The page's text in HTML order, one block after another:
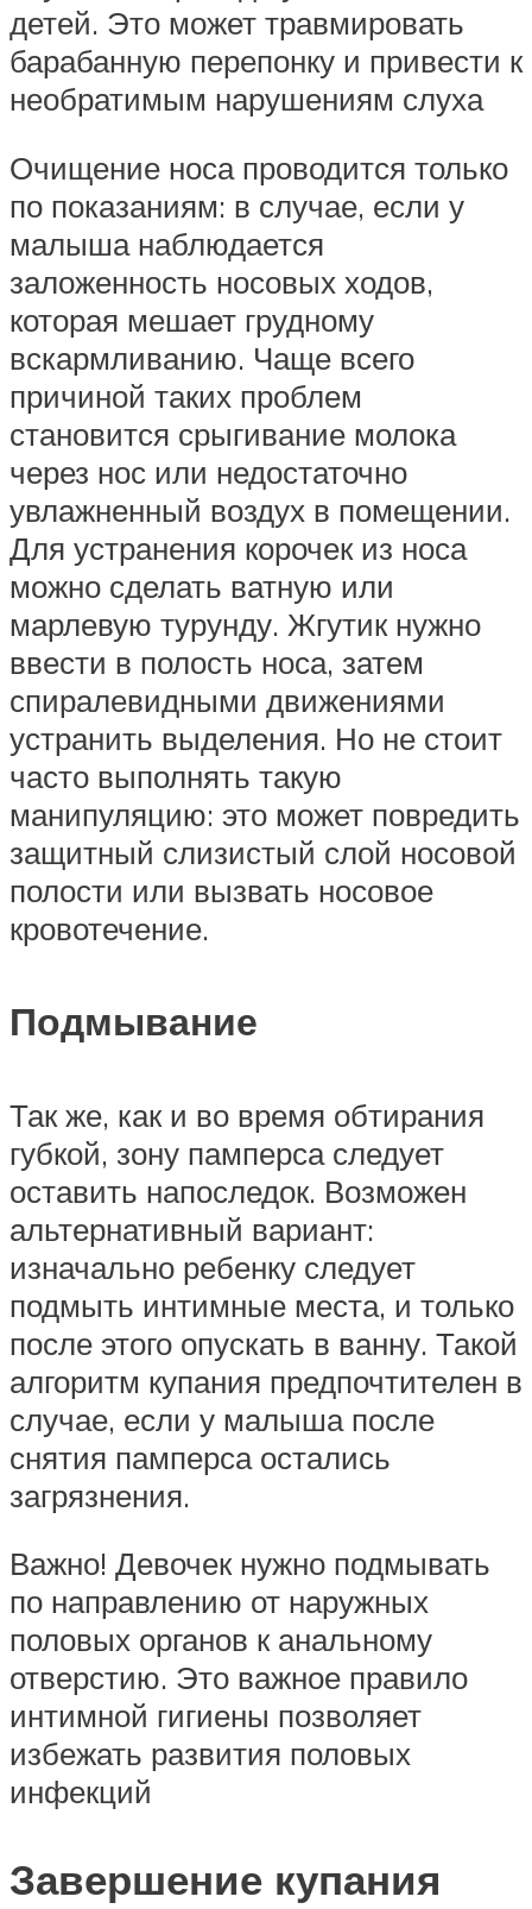
детей. Это может травмировать
барабанную перепонку и привести к
необратимым нарушениям слуха
Очищение носа проводится только
по показаниям: в случае, если у
малыша наблюдается
заложенность носовых ходов,
которая мешает грудному
вскармливанию. Чаще всего
причиной таких проблем
становится срыгивание молока
через нос или недостаточно
увлажненный воздух в помещении.
Для устранения корочек из носа
можно сделать ватную или
марлевую турунду. Жгутик нужно
ввести в полость носа, затем
спиралевидными движениями
устранить выделения. Но не стоит
часто выполнять такую
манипуляцию: это может повредить
защитный слизистый слой носовой
полости или вызвать носовое
кровотечение.
Подмывание
Так же, как и во время обтирания
губкой, зону памперса следует
оставить напоследок. Возможен
альтернативный вариант:
изначально ребенку следует
подмыть интимные места, и только
после этого опускать в ванну. Такой
алгоритм купания предпочтителен в
случае, если у малыша после
снятия памперса остались
загрязнения.
Важно! Девочек нужно подмывать
по направлению от наружных
половых органов к анальному
отверстию. Это важное правило
интимной гигиены позволяет
избежать развития половых
инфекций
Завершение купания